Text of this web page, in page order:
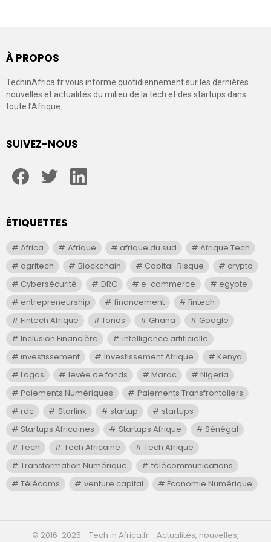
À PROPOS
TechinAfrica.fr vous informe quotidiennement sur les dernières
nouvelles et actualités du milieu de la tech et des startups dans
toute l’Afrique.
SUIVEZ-NOUS
ÉTIQUETTES
Africa Afrique afrique du sud
Afrique Tech
agritech
Blockchain Capital-Risque
crypto
Cybersécurité
DRC e-commerce
egypte
entrepreneurship
financement
fintech
Fintech Afrique
fonds Ghana
Google
Inclusion Financière
intelligence artificielle
investissement
Investissement Afrique
Kenya
Lagos
levée de fonds Maroc
Nigeria
Paiements Numériques
Paiements Transfrontaliers
rdc
Starlink startup
startups
Startups Africaines
Startups Afrique
Sénégal
Tech
Tech Africaine
Tech Afrique
Transformation Numérique
télécommunications
Télécoms
venture capital Économie Numérique
©️ 2016-2025 - Tech in Africa.fr - Actualités, nouvelles,